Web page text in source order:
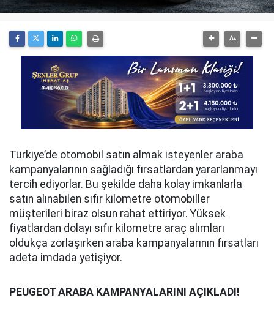
Türkiye’de otomobil satın almak isteyenler araba
kampanyalarının sağladığı fırsatlardan yararlanmayı
tercih ediyorlar. Bu şekilde daha kolay imkanlarla
satın alınabilen sıfır kilometre otomobiller
müşterileri biraz olsun rahat ettiriyor. Yüksek
fiyatlardan dolayı sıfır kilometre araç alımları
oldukça zorlaşırken araba kampanyalarının fırsatları
adeta imdada yetişiyor.
PEUGEOT ARABA KAMPANYALARINI AÇIKLADI!